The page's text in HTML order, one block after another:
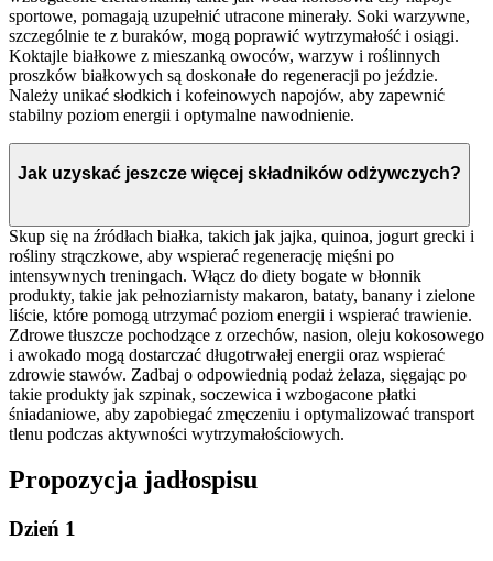
sportowe, pomagają uzupełnić utracone minerały. Soki warzywne,
szczególnie te z buraków, mogą poprawić wytrzymałość i osiągi.
Koktajle białkowe z mieszanką owoców, warzyw i roślinnych
proszków białkowych są doskonałe do regeneracji po jeździe.
Należy unikać słodkich i kofeinowych napojów, aby zapewnić
stabilny poziom energii i optymalne nawodnienie.
Jak uzyskać jeszcze więcej składników odżywczych?
Skup się na źródłach białka, takich jak jajka, quinoa, jogurt grecki i
rośliny strączkowe, aby wspierać regenerację mięśni po
intensywnych treningach. Włącz do diety bogate w błonnik
produkty, takie jak pełnoziarnisty makaron, bataty, banany i zielone
liście, które pomogą utrzymać poziom energii i wspierać trawienie.
Zdrowe tłuszcze pochodzące z orzechów, nasion, oleju kokosowego
i awokado mogą dostarczać długotrwałej energii oraz wspierać
zdrowie stawów. Zadbaj o odpowiednią podaż żelaza, sięgając po
takie produkty jak szpinak, soczewica i wzbogacone płatki
śniadaniowe, aby zapobiegać zmęczeniu i optymalizować transport
tlenu podczas aktywności wytrzymałościowych.
Propozycja jadłospisu
Dzień 1